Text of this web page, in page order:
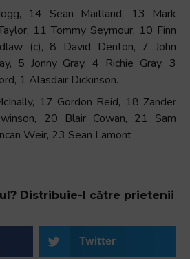
14 Sean Maitland, 13 Mark
11 Tommy Seymour, 10 Finn
(c), 8 David Denton, 7 John
5 Jonny Gray, 4 Richie Gray, 3
1 Alasdair Dickinson.
17 Gordon Reid, 18 Zander
20 Blair Cowan, 21 Sam
Weir, 23 Sean Lamont
Distribuie-l către prietenii
Twitter